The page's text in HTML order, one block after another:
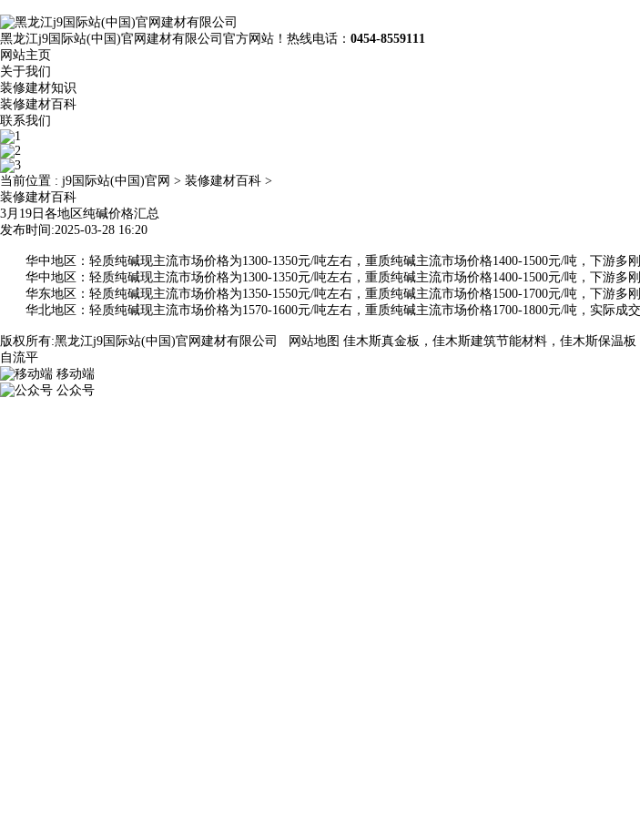
黑龙江j9国际站(中国)官网建材有限公司官方网站！热线电话： 0454-8559111
网站主页
关于我们
装修建材知识
装修建材百科
联系我们
当前位置 : j9国际站(中国)官网 > 装修建材百科 >
装修建材百科
3月19日各地区纯碱价格汇总
发布时间:2025-03-28 16:20
华中地区：轻质纯碱现主流市场价格为1300-1350元/吨左右，重质纯碱主流市场价格1400-1500元/吨，下游多
华中地区：轻质纯碱现主流市场价格为1300-1350元/吨左右，重质纯碱主流市场价格1400-1500元/吨，下游多
华东地区：轻质纯碱现主流市场价格为1350-1550元/吨左右，重质纯碱主流市场价格1500-1700元/吨，下游多
华北地区：轻质纯碱现主流市场价格为1570-1600元/吨左右，重质纯碱主流市场价格1700-1800元/吨，实际成
版权所有:黑龙江j9国际站(中国)官网建材有限公司 网站地图 佳木斯真金板，佳木斯建筑节能材料，佳木斯保温
自流平
移动端
公众号